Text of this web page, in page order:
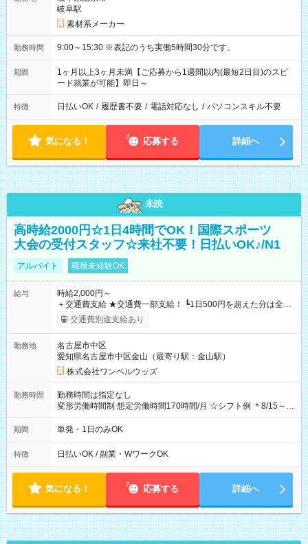
岐阜駅
素材系メーカー
勤務時間 9:00～15:30 ※表記のうち実働5時間30分です。
期間
1ヶ月以上3ヶ月未満【ご応募から1週間以内(最短2日目)のスピ
ード就業が可能】即日～
特徴 日払いOK / 履歴書不要 / 電話対応なし / パソコンスキル不要
気になる！ 応募する 詳細へ
未読
高時給2000円☆1日4時間でOK！国際スポーツ
大会の受付スタッフ☆来社不要！日払いOK♪/N1
アルバイト 職種未経験OK
給与
時給2,000円～
＋交通費支給 ★交通費一部支給！ ┗1日500円を超えた分は全額
支給！ ※往復500円以内の方は自己負担となります ★日払い
OK！（規定あり） ┗働いたその日に現金GET♪ お仕事後はコン
期間なし
交通費別途支給あり
勤務地
名古屋市中区
愛知県名古屋市中区金山（最寄り駅：金山駅）
株式会社ワンベルウッズ
勤務時間
勤務時間は指定なし
変形労働時間制 想定労働時間170時間/月 ☆シフト例 ＊8/15～
10/26 全日共通 08：00～12：00 17：00～21：00 ＊8/31
～9/19のみ下記シフトもあります！ 12：00～16：00 ＊9/6～
00
期間 単発・1日のみOK
特徴 日払いOK / 副業・WワークOK
気になる！ 応募する 詳細へ